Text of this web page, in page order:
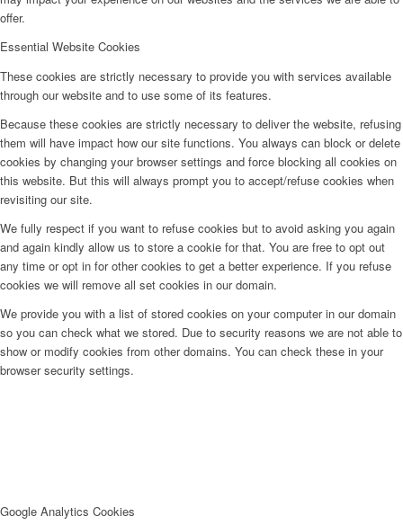
offer.
Essential Website Cookies
These cookies are strictly necessary to provide you with services available
through our website and to use some of its features.
Because these cookies are strictly necessary to deliver the website, refusing
them will have impact how our site functions. You always can block or delete
cookies by changing your browser settings and force blocking all cookies on
this website. But this will always prompt you to accept/refuse cookies when
revisiting our site.
We fully respect if you want to refuse cookies but to avoid asking you again
and again kindly allow us to store a cookie for that. You are free to opt out
any time or opt in for other cookies to get a better experience. If you refuse
cookies we will remove all set cookies in our domain.
We provide you with a list of stored cookies on your computer in our domain
so you can check what we stored. Due to security reasons we are not able to
show or modify cookies from other domains. You can check these in your
browser security settings.
Google Analytics Cookies